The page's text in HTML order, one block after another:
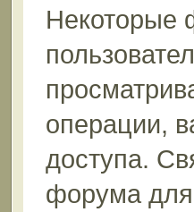
Некоторые
операции,
доступа.
форума